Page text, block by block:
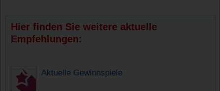
Hier finden Sie weitere aktuelle
Empfehlungen:
Aktuelle Gewinnspiele